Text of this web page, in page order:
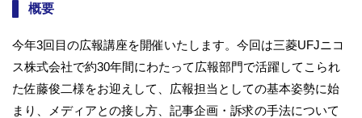
概要
今年3回目の広報講座を開催いたします。今回は三菱UFJニコ
ス株式会社で約30年間にわたって広報部門で活躍してこられ
た佐藤俊二様をお迎えして、広報担当としての基本姿勢に始
まり、メディアとの接し方、記事企画・訴求の手法について